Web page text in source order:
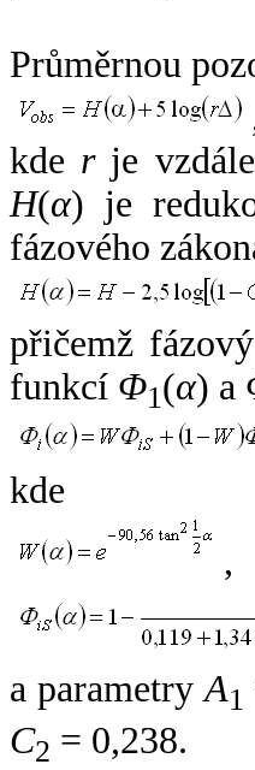
Průměrnou
kde rje
H(α) je
fázového
přičemž
funkcí Φ1(α) a
kde
,
a parametryA1
C2 = 0,238.